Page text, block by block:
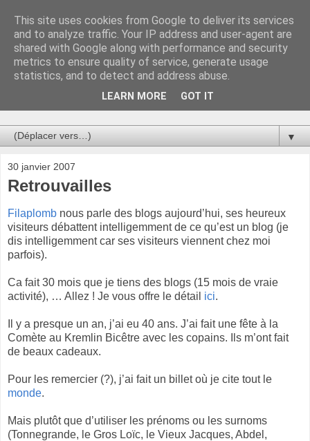
Au bistro !
La connerie étant le seul chemin susceptible de nous faire
entrevoir une parcelle de vérité, utilisons la par des moyens
de communication efficaces. Le temps qu'on remplisse nos
▼
30 janvier 2007
Retrouvailles
Filaplomb nous parle des blogs aujourd’hui, ses heureux
visiteurs débattent intelligemment de ce qu’est un blog (je
dis intelligemment car ses visiteurs viennent chez moi
parfois).
Ca fait 30 mois que je tiens des blogs (15 mois de vraie
activité), … Allez ! Je vous offre le détail ici.
Il y a presque un an, j’ai eu 40 ans. J’ai fait une fête à la
Comète au Kremlin Bicêtre avec les copains. Ils m’ont fait
de beaux cadeaux.
Pour les remercier (?), j’ai fait un billet où je cite tout le
monde.
Mais plutôt que d’utiliser les prénoms ou les surnoms
(Tonnegrande, le Gros Loïc, le Vieux Jacques, Abdel,
This site uses cookies from Google to deliver its services
and to analyze traffic. Your IP address and user-agent are
shared with Google along with performance and security
metrics to ensure quality of service, generate usage
statistics, and to detect and address abuse.
LEARN MORE GOT IT